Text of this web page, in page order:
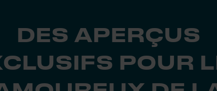
DES APERÇUS
POUR